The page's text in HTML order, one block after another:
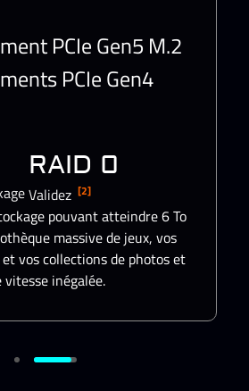
SO-DIMM
avec une capacité
en charge vos flux de
à une vitesse de
rapide.